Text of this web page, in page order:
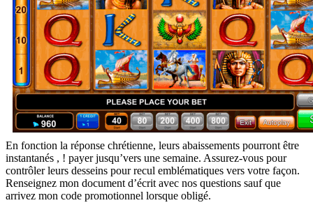
En fonction la réponse chrétienne, leurs abaissements pourront être
instantanés , ! payer jusqu’vers une semaine. Assurez-vous pour
contrôler leurs desseins pour recul emblématiques vers votre façon.
Renseignez mon document d’écrit avec nos questions sauf que
arrivez mon code promotionnel lorsque obligé.